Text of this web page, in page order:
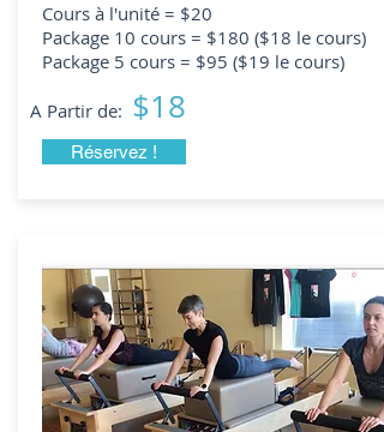
Cours à l'unité = $20
Package 10 cours = $180 ($18 le cours)
Package 5 cours = $95 ($19 le cours)
A Partir de: $18
Réservez !